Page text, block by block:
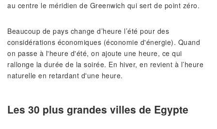
au centre le méridien de Greenwich qui sert de point zéro.
Beaucoup de pays change d’heure l’été pour des
considérations économiques (économie d'énergie). Quand
on passe à l'heure d'été, on ajoute une heure, ce qui
rallonge la durée de la soirée. En hiver, en revient à l’heure
naturelle en retardant d'une heure.
Les 30 plus grandes villes de Egypte